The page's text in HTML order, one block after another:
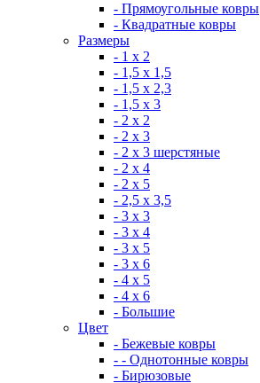
- Прямоугольные ковры
- Квадратные ковры
Размеры
- 1 х 2
- 1,5 х 1,5
- 1,5 х 2,3
- 1,5 х 3
- 2 х 2
- 2 х 3
- 2 х 3 шерстяные
- 2 х 4
- 2 х 5
- 2,5 х 3,5
- 3 х 3
- 3 х 4
- 3 х 5
- 3 х 6
- 4 х 5
- 4 х 6
- Большие
Цвет
- Бежевые ковры
- - Однотонные ковры
- Бирюзовые